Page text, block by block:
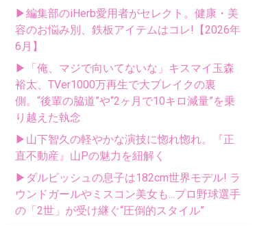
▶編集部のiHerb愛用者がセレクト。健康・美
容のお悩み別、鉄板アイテムはコレ!【2026年
6月】
▶「俺、マジで向いてないな」キスマイ玉森
裕太、TVer1000万再生で大ブレイクの裏
側。“後輩の脇道”や“2ヶ月で10キロ減量”を乗
り越えた執念
▶山下智久の軽やかな演技に惚れ惚れ。『正
直不動産』山Pの魅力を紐解く
▶ダルビッシュの息子は182cm世界モデル! ラ
ウンドガールやミスコン美女も...プロ野球選手
の「2世」が受け継ぐ“圧倒的スタイル”